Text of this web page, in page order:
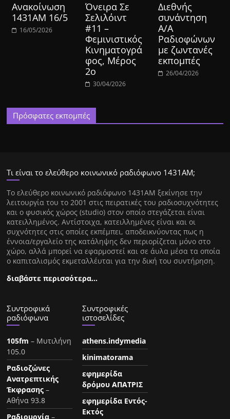
Ανακοίνωση
1431ΑΜ 16/5
16/05/2026
Όνειρα Σε
Σελιλόιντ
#11 –
Φεμινιστικός
Κινηματογρά
φος, Μέρος
2ο
30/04/2026
Διεθνής
συνάντηση
Α/Α
Ραδιοφώνων
με ζωντανές
εκπομπές
26/04/2026
Πρόσφατες εκπομπές
Τι είναι το ελεύθερο κοινωνικό ραδιόφωνο 1431ΑΜ;
Tο ελεύθερο κοινωνικό ραδιόφωνο 1431AM ξεκίνησε την
λειτουργία του το 2001 στις πειρατικές του ραδιοσυχνότητες
και ο φυσικός χώρος (studio) στον οποίο στεγάζεται είναι
κατειλλημένος. Αντίστοιχα, κατειλλημένες είναι και οι
συχνότητες στις οποίες εκπέμπει, αποδεικνύοντας πως η
έννοια/εργαλείο της κατάληψης δεν περιορίζεται μόνο στο
χώρο, αλλά μπορεί να εφαρμοστεί και σε άυλα μέσα τα οποία
ο καπιταλισμός εκμεταλλέυται για την δική του συντήρηση.
διαβάστε περισσότερα…
Συντροφικά
ραδιόφωνα
105fm – Μυτιλήνη
105.0
Ραδιοζώνες
Ανατρεπτικής
Έκφρασης –
Αθήνα 93.8
Ραδιουργία –
Συντροφικές
ιστοσελίδες
athens.indymedia
kinimatorama
εφημερίδα
δρόμου ΑΠΑΤΡΙΣ
εφημερίδα Εντός-
Εκτός